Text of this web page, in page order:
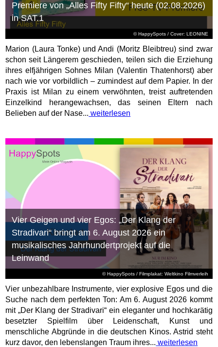
© HappySpots / Cover: LEONINE
Premiere von „Alles Fifty Fifty“ heute (02.08.2026)
in SAT.1
Marion (Laura Tonke) und Andi (Moritz Bleibtreu) sind zwar
schon seit Längerem geschieden, teilen sich die Erziehung
ihres elfjährigen Sohnes Milan (Valentin Thatenhorst) aber
nach wie vor vorbildlich – zumindest auf dem Papier. In der
Praxis ist Milan zu einem verwöhnten, treist auftretenden
Einzelkind herangewachsen, das seinen Eltern nach
Belieben auf der Nase... weiterlesen
© HappySpots / Filmplakat: Weltkino Filmverleih
Vier Geigen und vier Egos: „Der Klang der
Stradivari“ bringt am 6. August 2026 ein
musikalisches Jahrhundertprojekt auf die
Leinwand
Vier unbezahlbare Instrumente, vier explosive Egos und die
Suche nach dem perfekten Ton: Am 6. August 2026 kommt
mit „Der Klang der Stradivari“ ein eleganter und hochkarätig
besetzter Spielfilm über Leidenschaft, Kunst und
menschliche Abgründe in die deutschen Kinos. Astrid steht
kurz davor, den lebenslangen Traum ihres... weiterlesen